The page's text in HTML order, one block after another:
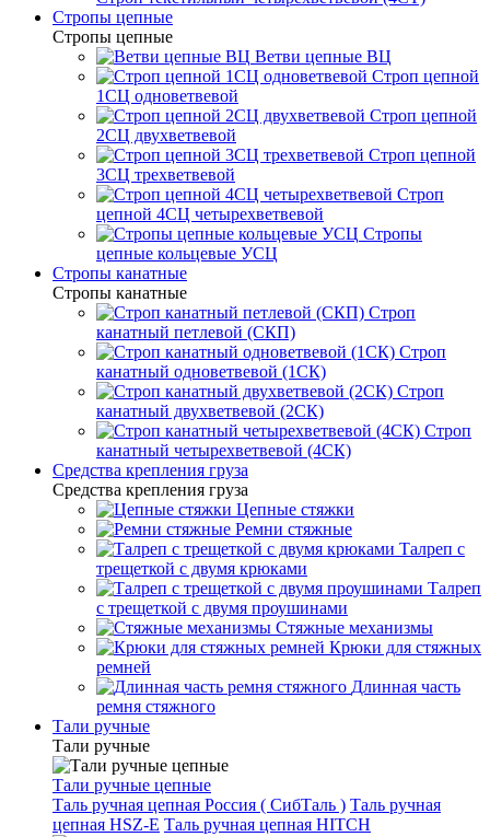
Стропы цепные
Стропы цепные
Ветви цепные ВЦ
Строп цепной
1СЦ одноветвевой
Строп цепной
2СЦ двухветвевой
Строп цепной
3СЦ трехветвевой
Строп
цепной 4СЦ четырехветвевой
Стропы
цепные кольцевые УСЦ
Стропы канатные
Стропы канатные
Строп
канатный петлевой (СКП)
Строп
канатный одноветвевой (1СК)
Строп
канатный двухветвевой (2СК)
Строп
канатный четырехветвевой (4СК)
Средства крепления груза
Средства крепления груза
Цепные стяжки
Ремни стяжные
Талреп с
трещеткой с двумя крюками
Талреп
с трещеткой с двумя проушинами
Стяжные механизмы
Крюки для стяжных
ремней
Длинная часть
ремня стяжного
Тали ручные
Тали ручные
Тали ручные цепные
Таль ручная цепная Россия ( СибТаль ) Таль ручная
цепная HSZ-E Таль ручная цепная HITCH